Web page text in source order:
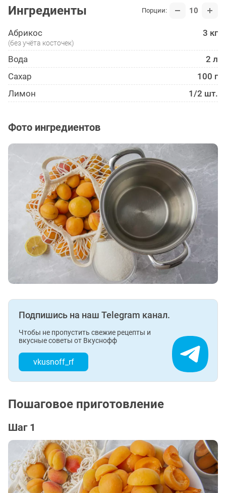
Ингредиенты Порции: 10
Абрикос 3 кг
(без учёта косточек)
Вода
2 л
Сахар
100 г
Лимон
1/2 шт.
Фото ингредиентов
Подпишись на наш Telegram канал.
Чтобы не пропустить свежие рецепты и
вкусные советы от Вкуснофф
vkusnoff_rf
Пошаговое приготовление
Шаг 1